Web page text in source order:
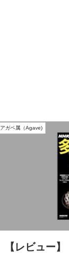
アガベ属（Agave)
【レビュー